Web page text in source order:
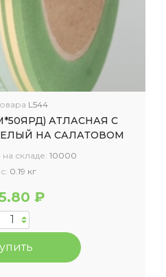
L544
АТЛАСНАЯ С
НА САЛАТОВОМ
складе: 10000
0.19 кг
₽